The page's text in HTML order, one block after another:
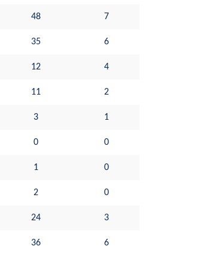
48 7
35 6
12 4
11 2
3 1
0 0
1 0
2 0
24 3
36 6